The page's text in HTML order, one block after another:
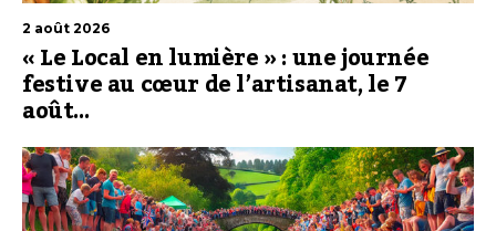
2 août 2026
« Le Local en lumière » : une journée
festive au cœur de l’artisanat, le 7
août…